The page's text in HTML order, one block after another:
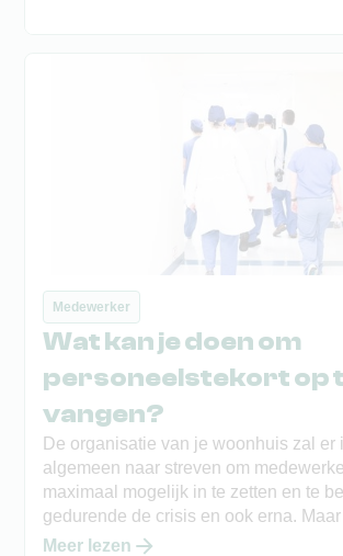
Medewerker
Wat kan je doen om
personeelstekort op
vangen?
De organisatie van je woonhuis zal er
algemeen naar streven om
maximaal mogelijk in te zetten en te
gedurende de crisis en ook erna.
medewerkers toch dreigen uit te
Meer lezen